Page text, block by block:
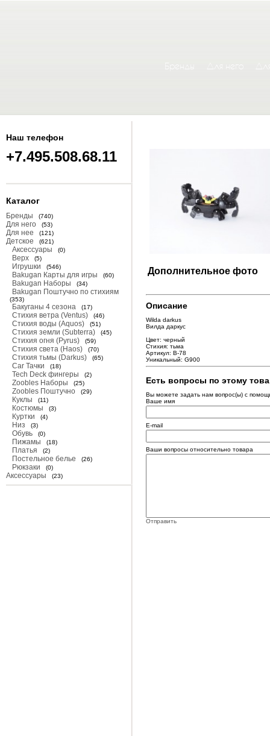
Бренды Для него
Наш телефон
+7.495.508.68.11
Каталог
Бренды (740)
Для него (53)
Для нее (121)
Детское (621)
Аксессуары (0)
Верх (5)
Игрушки (546)
Bakugan Карты для игры (60)
Bakugan Наборы (34)
Bakugan Поштучно по стихиям
(353)
Бакуганы 4 сезона (17)
Стихия ветра (Ventus) (46)
Стихия воды (Aquos) (51)
Стихия земли (Subterra) (45)
Стихия огня (Pyrus) (59)
Стихия света (Haos) (70)
Стихия тьмы (Darkus) (65)
Car Тачки (18)
Tech Deck фингеры (2)
Zoobles Наборы (25)
Zoobles Поштучно (29)
Куклы (11)
Костюмы (3)
Куртки (4)
Низ (3)
Обувь (0)
Пижамы (18)
Платья (2)
Постельное белье (26)
Рюкзаки (0)
Аксессуары (23)
Дополнительное фото
Описание
Wilda darkus
Вилда даркус
Цвет: черный
Стихия: тьма
Артикул: В-78
Уникальный: G900
Есть вопросы по этому
Вы можете задать нам вопрос(ы) с
Ваше имя
E-mail
Ваши вопросы относительно товара
Отправить